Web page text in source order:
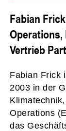
Fabian
Vertrieb
Fabian Frick
2003 in der
Operations
das